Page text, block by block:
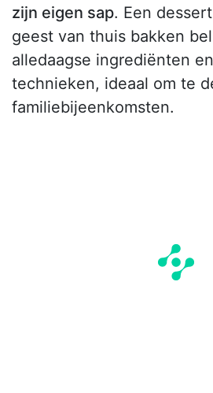
zijn eigen sap. Een
geest van thuis bakken
alledaagse ingrediënten
technieken, ideaal om te
familiebijeenkomsten.